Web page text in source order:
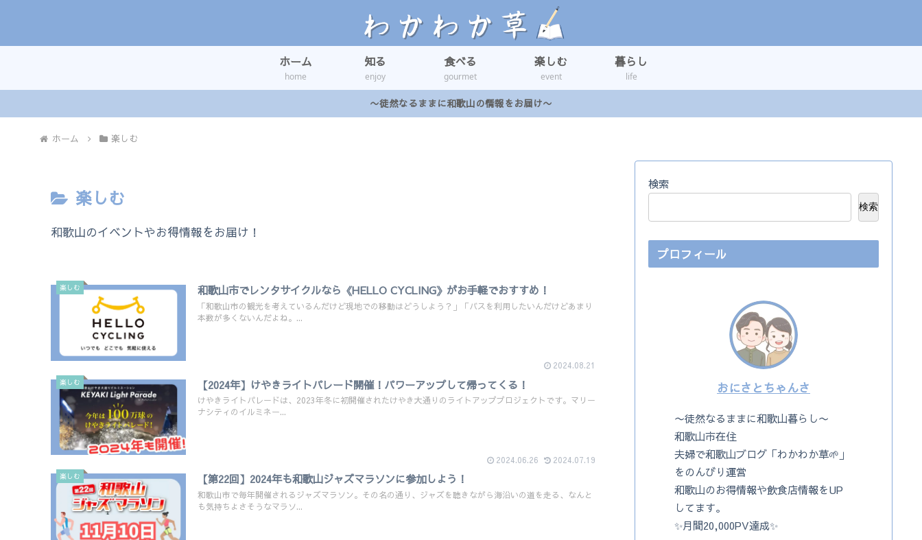
ホーム
home
知る
enjoy
食べる
gourmet
楽しむ
event
暮らし
life
〜徒然なるままに和歌山の情報をお届け〜
ホーム 楽しむ
楽しむ
和歌山のイベントやお得情報をお届け！
楽しむ 和歌山市でレンタサイクルなら《HELLO CYCLING》がお手軽でおすすめ！
「和歌山市の観光を考えているんだけど現地での移動はどうしよう？」「バスを利用したいんだけどあまり
本数が多くないんだよね。...
2024.08.21
楽しむ 【2024年】けやきライトパレード開催！パワーアップして帰ってくる！
けやきライトパレードは、2023年冬に初開催されたけやき大通りのライトアッププロジェクトです。マリー
ナシティのイルミネー...
2024.06.26 2024.07.19
楽しむ 【第22回】2024年も和歌山ジャズマラソンに参加しよう！
和歌山市で毎年開催されるジャズマラソン。その名の通り、ジャズを聴きながら海沿いの道を走る、なんと
も気持ちよさそうなマラソ...
検索
検索
プロフィール
おにさとちゃんさ
〜徒然なるままに和歌山暮らし〜
和歌山市在住
夫婦で和歌山ブログ「わかわか草🌱」
をのんびり運営
和歌山のお得情報や飲食店情報をUP
してます。
✨月間20,000PV達成✨